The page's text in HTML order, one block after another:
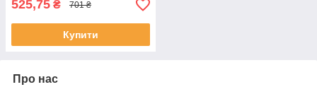
525,75 ₴ 701 ₴
Купити
Про нас